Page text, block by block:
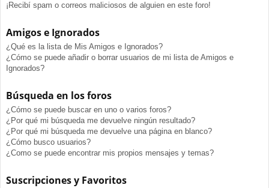
¡Recibí spam o correos maliciosos de alguien en este foro!
Amigos e Ignorados
¿Qué es la lista de Mis Amigos e Ignorados?
¿Cómo se puede añadir o borrar usuarios de mi lista de Amigos e
Ignorados?
Búsqueda en los foros
¿Cómo se puede buscar en uno o varios foros?
¿Por qué mi búsqueda me devuelve ningún resultado?
¿Por qué mi búsqueda me devuelve una página en blanco?
¿Cómo busco usuarios?
¿Como se puede encontrar mis propios mensajes y temas?
Suscripciones y Favoritos